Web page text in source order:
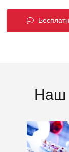
Наш